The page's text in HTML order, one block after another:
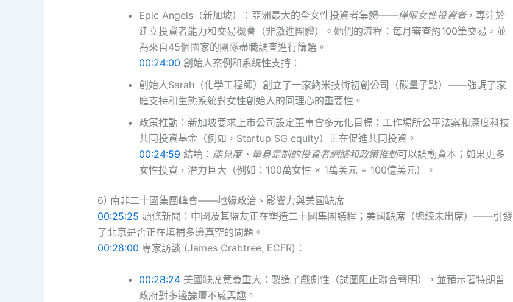
Epic Angels（新加坡）：亞洲最大的全女性投資者集體——僅限女性投資者，專注於
建立投資者能力和交易機會（非激進團體）。她們的流程：每月審查約100筆交易，並
為來自45個國家的團隊盡職調查進行篩選。
00:24:00 創始人案例和系統性支持：
創始人Sarah（化學工程師）創立了一家納米技術初創公司（碳量子點）——強調了家
庭支持和生態系統對女性創始人的同理心的重要性。
政策推動：新加坡要求上市公司設定董事會多元化目標；工作場所公平法案和深度科技
共同投資基金（例如，Startup SG equity）正在促進共同投資。
00:24:59 結論： 能見度、量身定制的投資者網絡和政策推動可以調動資本；如果更多
女性投資，潛力巨大（例如：100萬女性 × 1萬美元 = 100億美元）。
6) 南非二十國集團峰會——地緣政治、影響力與美國缺席
00:25:25 頭條新聞：中國及其盟友正在塑造二十國集團議程；美國缺席（總統未出席）——引發
了北京是否正在填補多邊真空的問題。
00:28:00 專家訪談 (James Crabtree, ECFR)：
00:28:24 美國缺席意義重大：製造了戲劇性（試圖阻止聯合聲明），並預示著特朗普
政府對多邊論壇不感興趣。